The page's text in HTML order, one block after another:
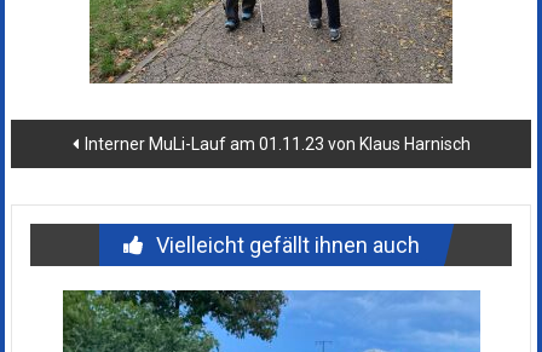
Beitragsnavigation
Interner MuLi-Lauf am 01.11.23 von Klaus Harnisch
Vielleicht gefällt ihnen auch